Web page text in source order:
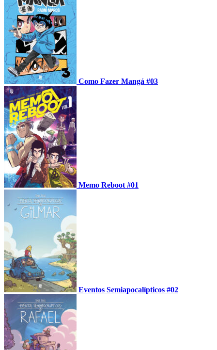
Como Fazer Mangá #03
Memo Reboot #01
Eventos Semiapocalípticos #02